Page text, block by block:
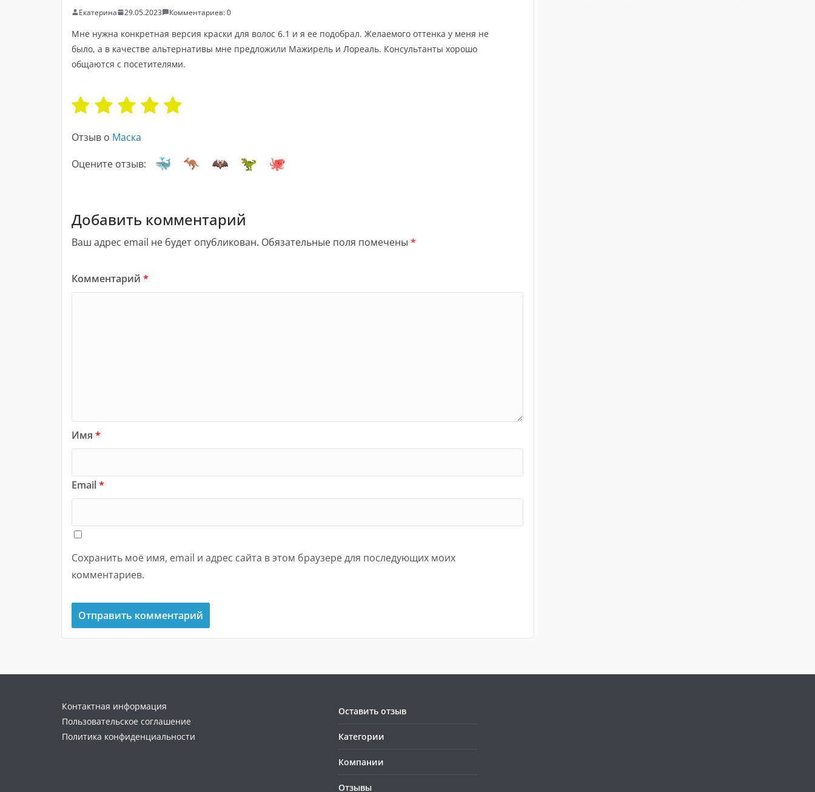
Екатерина 29.05.2023 Комментариев: 0
Мне нужна конкретная версия краски для волос 6.1 и я ее подобрал. Желаемого оттенка у меня не
было, а в качестве альтернативы мне предложили Мажирель и Лореаль. Консультанты хорошо
общаются с посетителями.
Отзыв о Маска
Оцените отзыв:
Добавить комментарий
Ваш адрес email не будет опубликован. Обязательные поля помечены *
Комментарий *
Имя *
Email*
Сохранить моё имя, email и адрес сайта в этом браузере для последующих моих
комментариев.
Контактная информация
Пользовательское соглашение
Политика конфиденциальности
Оставить отзыв
Категории
Компании
Отзывы